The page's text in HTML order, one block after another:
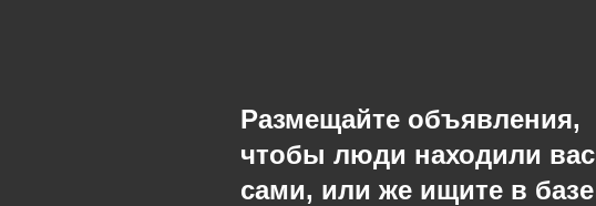
Размещайте объявления,
чтобы люди находили вас
сами, или же ищите в базе